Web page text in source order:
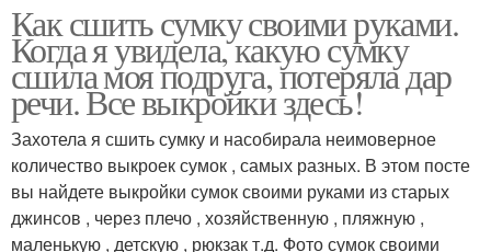
Как сшить сумку своими руками.
Когда я увидела, какую сумку
сшила моя подруга, потеряла дар
речи. Все выкройки здесь!
Захотела я сшить сумку и насобирала неимоверное
количество выкроек сумок , самых разных. В этом посте
вы найдете выкройки сумок своими руками из старых
джинсов , через плечо , хозяйственную , пляжную ,
маленькую , детскую , рюкзак т.д. Фото сумок своими